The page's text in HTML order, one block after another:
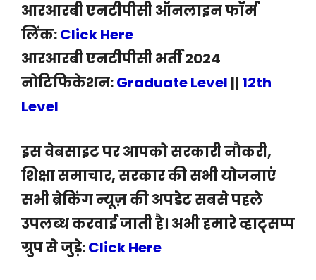
आरआरबी एनटीपीसी ऑनलाइन फॉर्म
लिंक:Click Here
आरआरबी एनटीपीसी भर्ती 2024
नोटिफिकेशन:Graduate Level || 12th
Level
इस वेबसाइट पर आपको सरकारी नौकरी,
शिक्षा समाचार, सरकार की सभी योजनाएं
सभी ब्रेकिंग न्यूज़ की अपडेट सबसे पहले
उपलब्ध करवाई जाती है। अभी हमारे व्हाट्सप्प
ग्रुप से जुड़े:Click Here